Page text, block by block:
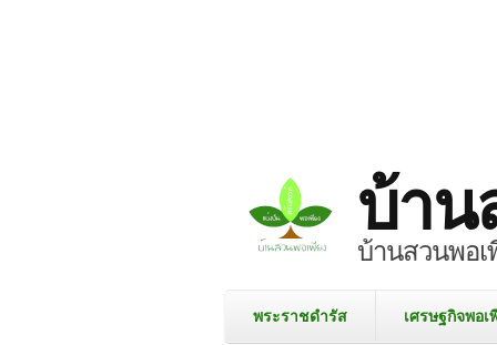
บ้าน
บ้านสวนพอเ
พระราชดำรัส เศรษฐกิจพอเ